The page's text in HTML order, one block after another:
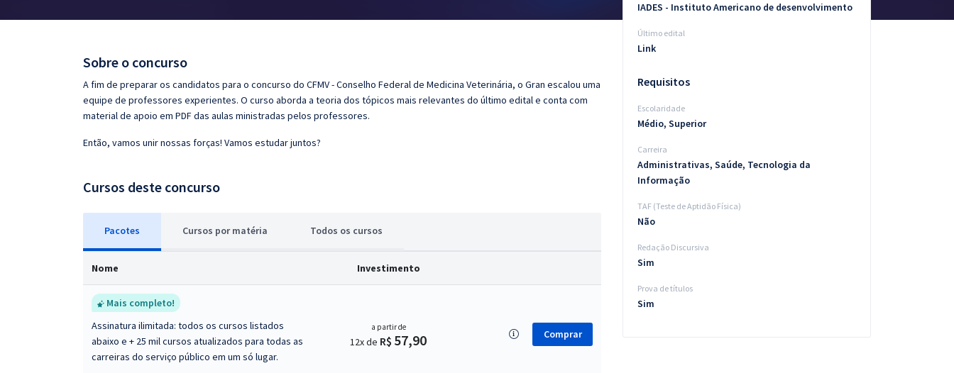
Questões grátis
Sobre o concurso
A fim de preparar os candidatos para o concurso do CFMV - Conselho Federal de Medicina Veterinária, o Gran escalou uma
equipe de professores experientes. O curso aborda a teoria dos tópicos mais relevantes do último edital e conta com
material de apoio em PDF das aulas ministradas pelos professores.
Então, vamos unir nossas forças! Vamos estudar juntos?
Cursos deste concurso
Pacotes Cursos por matéria Todos os cursos
Nome Investimento
Mais completo!
Assinatura ilimitada: todos os cursos listados
abaixo e + 25 mil cursos atualizados para todas as
carreiras do serviço público em um só lugar.
a partir de
12x de R$ 57,90 Comprar
IADES - Instituto Americano de desenvolvimento
Último edital
Link
Requisitos
Escolaridade
Médio, Superior
Carreira
Administrativas, Saúde, Tecnologia da
Informação
TAF (Teste de Aptidão Física)
Não
Redação Discursiva
Sim
Prova de títulos
Sim